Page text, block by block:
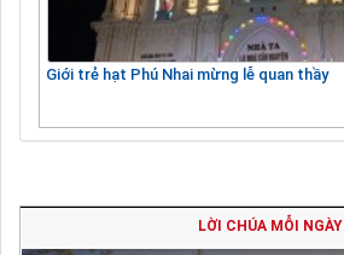
Giới trẻ hạt Phú Nhai mừng lễ quan thầy
LỜI CHÚA MỖI NGÀY